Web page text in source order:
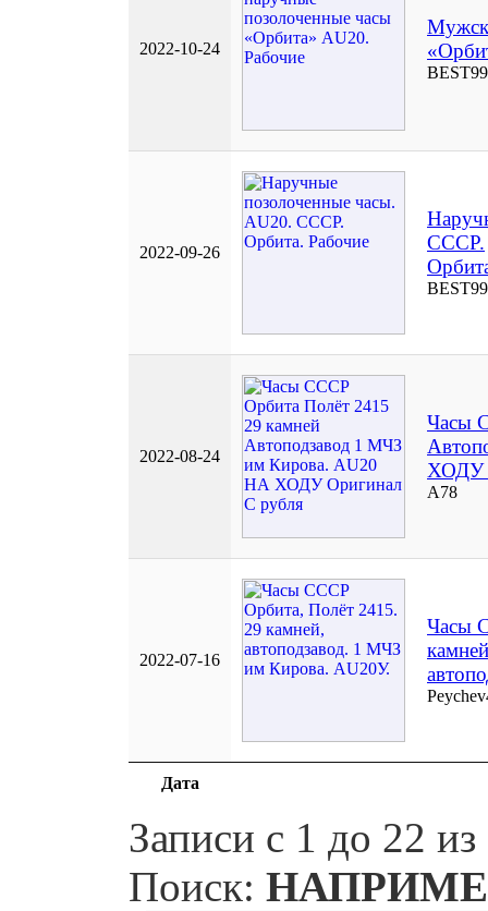
Дата
2022-10-24
BEST99
2022-09-26
СССР.
BEST99
2022-08-24
Часы
ХОДУ
А78
2022-07-16
Часы
Записи с 1 до 22 из
Поиск: